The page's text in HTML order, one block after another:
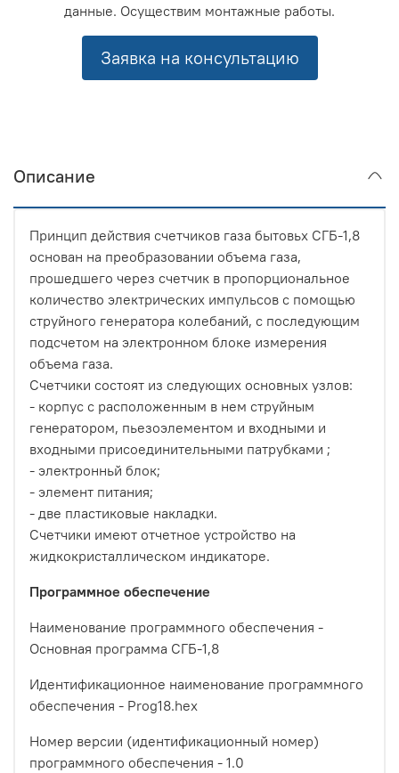
данные. Осуществим монтажные работы.
Заявка на консультацию
Описание
Принцип действия счетчиков газа бытовьх СГБ-1,8
ocнован на преобразовании объема газа,
прошедшего через счетчик в пропорциональное
количество электрических импульсов с помощью
струйного генератора колебаний, с последующим
подсчетом на электронном блоке измерения
объема газа.
Счетчики состоят из следующих ocновных узлов:
- корпус с расположенным в нем струйным
генератором, пьезоэлементом и входными и
входными присоединительными патрубками ;
- электронньй блок;
- элемент питания;
- две пластиковые накладки.
Счетчики имeют отчетное устройство на
жидкокристаллическом индикаторе.
Программное обеспечение
Наименование программного обеспечения -
Основная программа СГБ-1,8
Идентификационное наименование программного
обеспечения - Prog18.hex
Номер версии (идентификационный номер)
программного обеспечения - 1.0